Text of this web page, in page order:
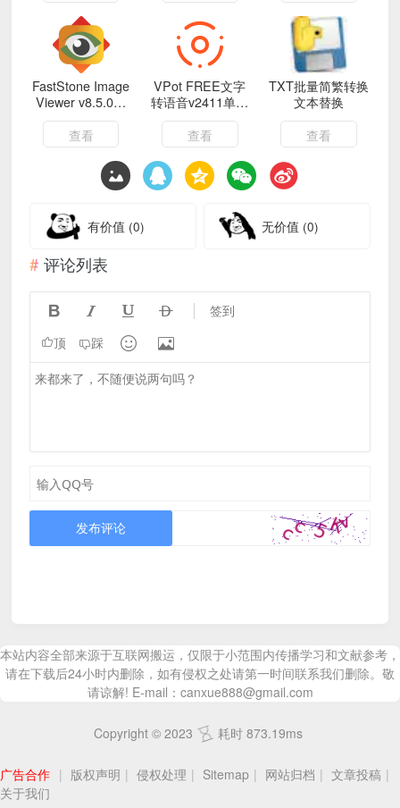
FastStone Image
Viewer v8.5.0绿
色版
查看
VPot FREE文字
转语音v2411单文
件版
查看
TXT批量简繁转换
文本替换
查看
有价值 (0) 无价值 (0)
评论列表
    签到
顶 踩  
发布评论
本站内容全部来源于互联网搬运，仅限于小范围内传播学习和文献参考，
请在下载后24小时内删除，如有侵权之处请第一时间联系我们删除。敬
请谅解! E-mail：canxue888@gmail.com
Copyright © 2023 耗时 873.19ms
广告合作 | 版权声明 | 侵权处理 | Sitemap | 网站归档 | 文章投稿 |
关于我们